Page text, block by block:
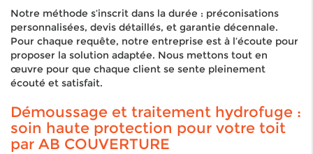
Notre méthode s’inscrit dans la durée : préconisations
personnalisées, devis détaillés, et garantie décennale.
Pour chaque requête, notre entreprise est à l’écoute pour
proposer la solution adaptée. Nous mettons tout en
œuvre pour que chaque client se sente pleinement
écouté et satisfait.
Démoussage et traitement hydrofuge :
soin haute protection pour votre toit
par AB COUVERTURE